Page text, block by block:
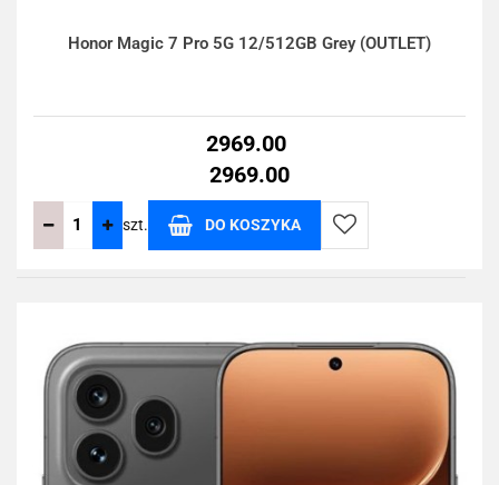
Honor Magic 7 Pro 5G 12/512GB Grey (OUTLET)
2969.00
2969.00
szt. DO KOSZYKA
Do